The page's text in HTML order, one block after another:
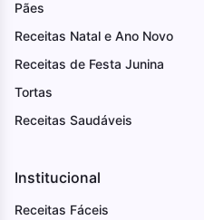
Pães
Receitas Natal e Ano Novo
Receitas de Festa Junina
Tortas
Receitas Saudáveis
Institucional
Receitas Fáceis